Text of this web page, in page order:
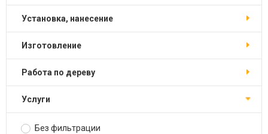
установка, нанесение
изготовление
работа по дереву
услуги
Без фильтрации